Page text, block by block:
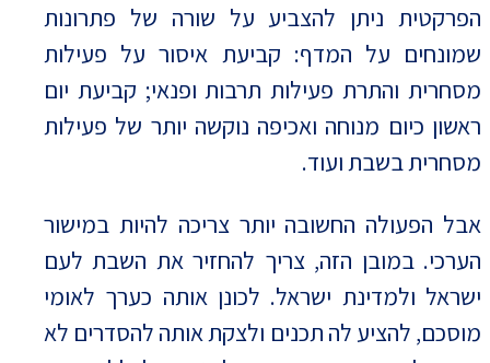
הפרקטית ניתן להצביע על שורה של פתרונות
שמונחים על המדף: קביעת איסור על פעילות
מסחרית והתרת פעילות תרבות ופנאי; קביעת יום
ראשון כיום מנוחה ואכיפה נוקשה יותר של פעילות
מסחרית בשבת ועוד.
אבל הפעולה החשובה יותר צריכה להיות במישור
הערכי. במובן הזה, צריך להחזיר את השבת לעם
ישראל ולמדינת ישראל. לכונן אותה כערך לאומי
מוסכם, להציע לה תכנים ולצקת אותה להסדרים לא